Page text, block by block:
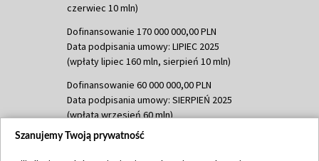
czerwiec 10 mln)
Dofinansowanie 170 000 000,00 PLN
Data podpisania umowy: LIPIEC 2025
(wpłaty lipiec 160 mln, sierpień 10 mln)
Dofinansowanie 60 000 000,00 PLN
Data podpisania umowy: SIERPIEŃ 2025
(wpłata wrzesień 60 mln)
Dofinansowanie 635 783 051,21 PLN
Szanujemy Twoją prywatność